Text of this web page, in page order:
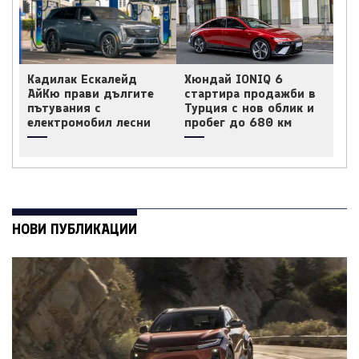
Кадилак Ескалейд
АйКю прави дългите
пътувания с
електромобил лесни
Хюндай IONIQ 6
стартира продажби в
Турция с нов облик и
пробег до 680 км
НОВИ ПУБЛИКАЦИИ